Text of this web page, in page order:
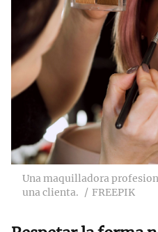
Una maquilladora
una clienta.
FREEPIK